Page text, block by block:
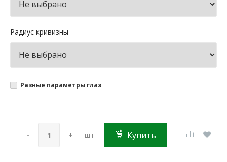
Радиус кривизны
Разные параметры глаз
- + шт Купить